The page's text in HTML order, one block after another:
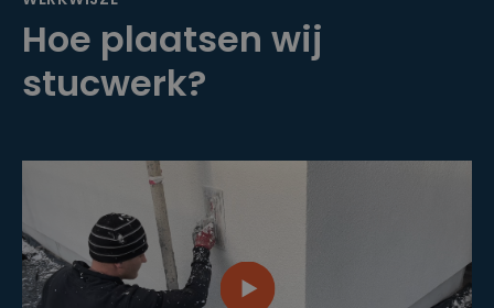
Hoe plaatsen wij
stucwerk?